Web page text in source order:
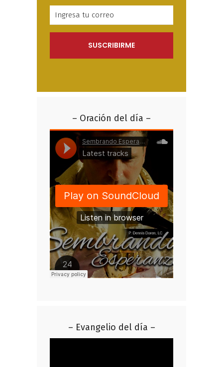
– Oración del día –
– Evangelio del día –